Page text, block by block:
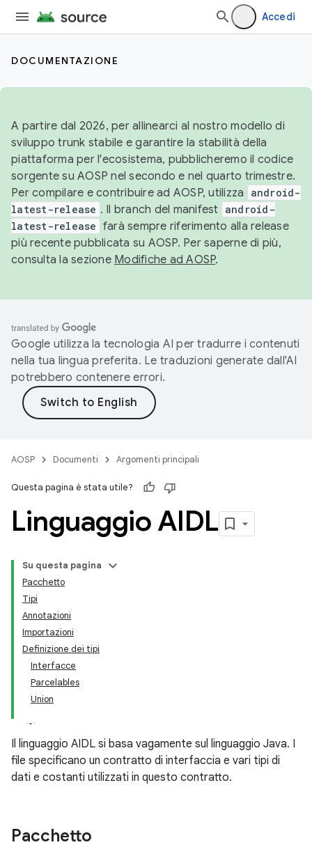
Accedi
DOCUMENTAZIONE
A partire dal 2026, per allinearci al nostro modello di
sviluppo trunk stabile e garantire la stabilità della
piattaforma per l'ecosistema, pubblicheremo il codice
sorgente su AOSP nel secondo e nel quarto trimestre.
Per compilare e contribuire ad AOSP, utilizza
android-
latest-release . Il branch del manifest android-
latest-release farà sempre riferimento alla release
più recente pubblicata su AOSP. Per saperne di più,
consulta la sezione Modifiche ad AOSP.
Google utilizza la tecnologia AI per tradurre i contenuti
nella tua lingua preferita. Le traduzioni generate dall'AI
potrebbero contenere errori.
AOSP Documenti Argomenti principali
Questa pagina è stata utile?
Linguaggio AIDL
Su questa pagina
Pacchetto
Tipi
Annotazioni
Importazioni
Definizione dei tipi
Interfacce
Parcelables
Union
Il linguaggio AIDL si basa vagamente sul linguaggio Java. I
file specificano un contratto di interfaccia e vari tipi di
dati e costanti utilizzati in questo contratto.
Pacchetto